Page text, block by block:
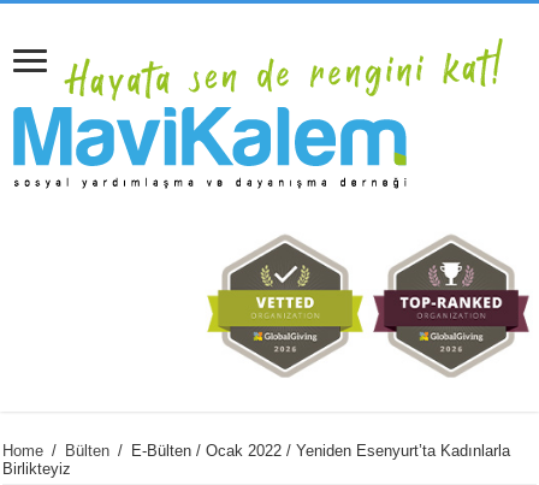
Home / Bülten / E-Bülten / Ocak 2022 / Yeniden Esenyurt’ta Kadınlarla
Birlikteyiz